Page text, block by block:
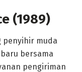
(1989)
penyihir muda
bersama
pengiriman